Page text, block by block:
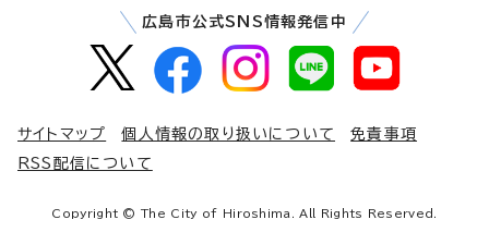
広島市公式SNS情報発信中
サイトマップ 個人情報の取り扱いについて
免責事項
RSS配信について
Copyright © The City of Hiroshima. All Rights Reserved.